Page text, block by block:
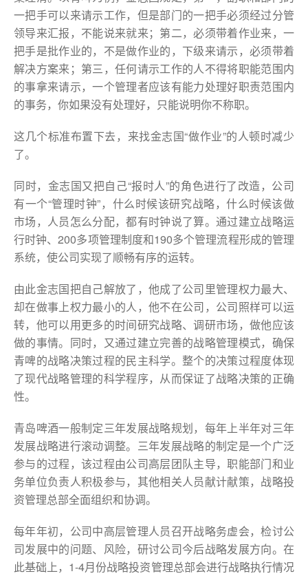
一把手可以来请示工作，但是部门的一把手必须经过分管
领导来汇报，不能说来就来；第二，必须带着作业来，一
把手是批作业的，不是做作业的，下级来请示，必须带着
解决方案来；第三，任何请示工作的人不得将职能范围内
的事拿来请示，一个管理者应该有能力处理好职责范围内
的事务，你如果没有处理好，只能说明你不称职。
这几个标准布置下去，来找金志国“做作业”的人顿时减少
了。
同时，金志国又把自己“报时人”的角色进行了改造，公司
有一个“管理时钟”，什么时候该研究战略，什么时候该做
市场，人员怎么分配，都有时钟说了算。通过建立战略运
行时钟、200多项管理制度和190多个管理流程形成的管理
系统，使公司实现了顺畅有序的运转。
由此金志国把自己解放了，他成了公司里管理权力最大、
却在做事上权力最小的人，他不在公司，公司照样可以运
转，他可以用更多的时间研究战略、调研市场，做他应该
做的事情。同时，又通过建立完善的战略管理模式，确保
青啤的战略决策过程的民主科学。整个的决策过程度体现
了现代战略管理的科学程序，从而保证了战略决策的正确
性。
青岛啤酒一般制定三年发展战略规划，每年上半年对三年
发展战略进行滚动调整。三年发展战略的制定是一个广泛
参与的过程，该过程由公司高层团队主导，职能部门和业
务单位负责人积极参与，其他相关人员献计献策，战略投
资管理总部全面组织和协调。
每年年初，公司中高层管理人员召开战略务虚会，检讨公
司发展中的问题、风险，研讨公司今后战略发展方向。在
此基础上，1-4月份战略投资管理总部会进行战略执行情况